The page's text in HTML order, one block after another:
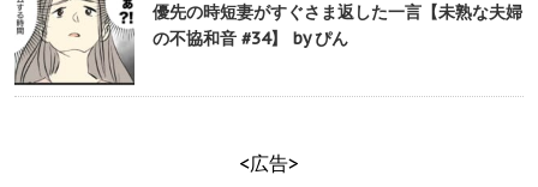
優先の時短妻がすぐさま返した一言【未熟な夫婦
の不協和音 #34】 by ぴん
<広告>